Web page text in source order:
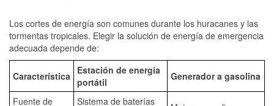
Los cortes de energía son comunes durante los huracanes y las
tormentas tropicales. Elegir la solución de energía de emergencia
adecuada depende de:
Característica
Estación de energía
portátil
Generador a gasolina
Fuente de Sistema de baterías